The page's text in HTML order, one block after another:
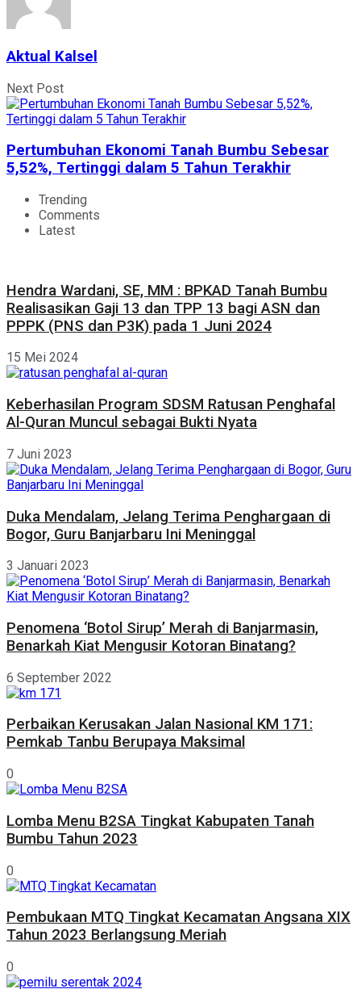
Aktual Kalsel
Next Post
Pertumbuhan Ekonomi Tanah Bumbu Sebesar
5,52%, Tertinggi dalam 5 Tahun Terakhir
Trending
Comments
Latest
Hendra Wardani, SE, MM : BPKAD Tanah Bumbu
Realisasikan Gaji 13 dan TPP 13 bagi ASN dan
PPPK (PNS dan P3K) pada 1 Juni 2024
15 Mei 2024
Keberhasilan Program SDSM Ratusan Penghafal
Al-Quran Muncul sebagai Bukti Nyata
7 Juni 2023
Duka Mendalam, Jelang Terima Penghargaan di
Bogor, Guru Banjarbaru Ini Meninggal
3 Januari 2023
Penomena ‘Botol Sirup’ Merah di Banjarmasin,
Benarkah Kiat Mengusir Kotoran Binatang?
6 September 2022
Perbaikan Kerusakan Jalan Nasional KM 171:
Pemkab Tanbu Berupaya Maksimal
0
Lomba Menu B2SA Tingkat Kabupaten Tanah
Bumbu Tahun 2023
0
Pembukaan MTQ Tingkat Kecamatan Angsana XIX
Tahun 2023 Berlangsung Meriah
0